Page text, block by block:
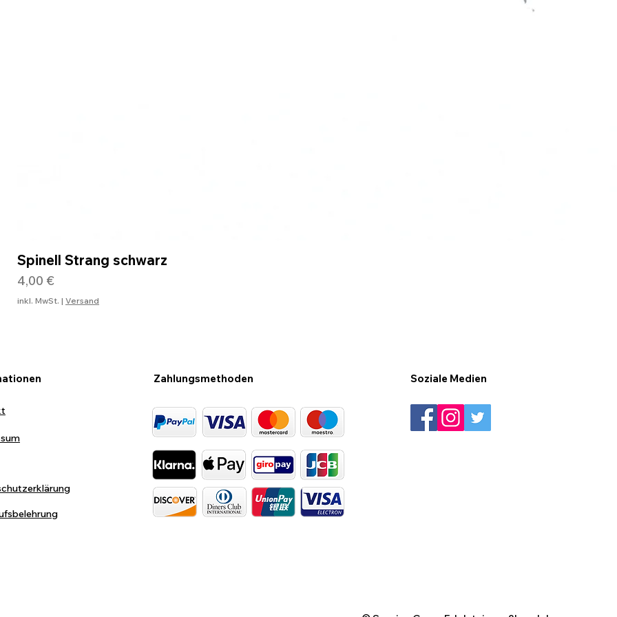
Spinell Strang schwarz
Preis
4,00 €
inkl. MwSt. | Versand
Zahlungsmethoden Soziale Medien